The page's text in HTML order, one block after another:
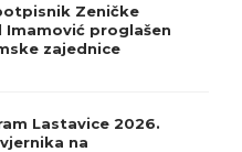
Zeničke
Imamović proglašen
zajednice
Lastavice 2026.
na